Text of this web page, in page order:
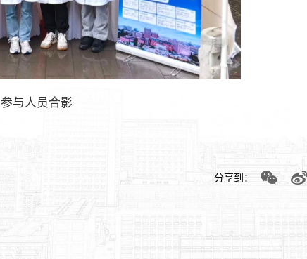
参与人员合影
分享到：